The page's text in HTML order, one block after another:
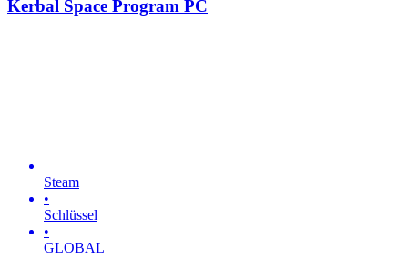
Kerbal Space Program PC
Steam
•
Schlüssel
•
GLOBAL